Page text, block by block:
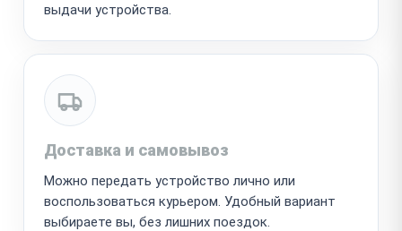
выдачи устройства.
Доставка и самовывоз
Можно передать устройство лично или
воспользоваться курьером. Удобный вариант
выбираете вы, без лишних поездок.